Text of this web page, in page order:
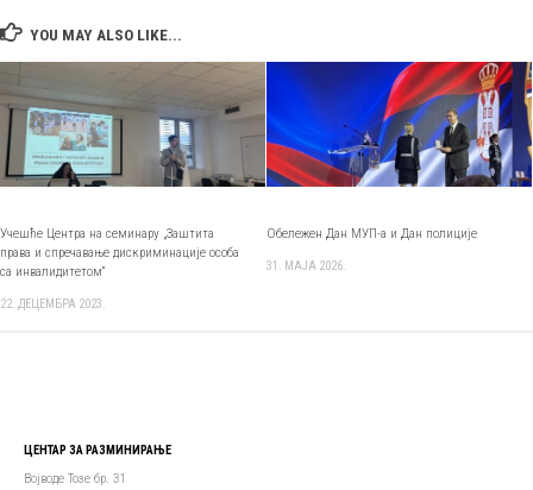
YOU MAY ALSO LIKE...
Учешће Центра на семинару „Заштита
права и спречавање дискриминације особа
са инвалидитетом“
22. ДЕЦЕМБРА 2023.
Обележен Дан МУП-а и Дан полиције
31. МАЈА 2026.
ЦЕНТАР ЗА РАЗМИНИРАЊЕ
Војводе Тозе бр. 31